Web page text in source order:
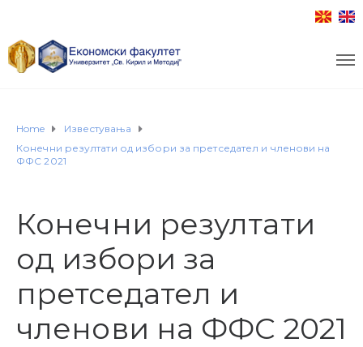
Home
Известувања
Конечни резултати од избори за претседател и членови на
ФФС 2021
Конечни резултати
од избори за
претседател и
членови на ФФС 2021